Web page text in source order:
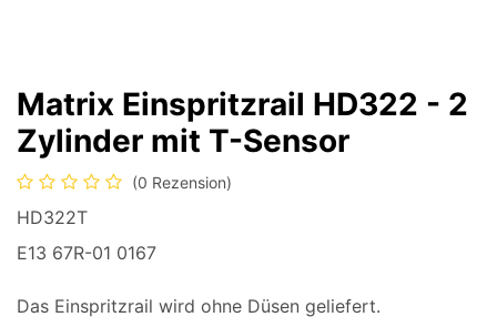
Matrix Einspritzrail HD322 - 2
Zylinder mit T-Sensor
(0 Rezension)
HD322T
E13 67R-01 0167
Das Einspritzrail wird ohne Düsen geliefert.